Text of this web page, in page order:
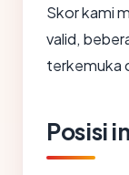
Skor kami
valid,
terkemuka
Posisi